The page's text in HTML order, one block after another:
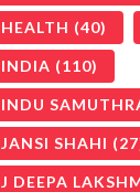
HEALTH (40)
INDIA (110)
INDU
JANSI SHAHI
J DEEPA